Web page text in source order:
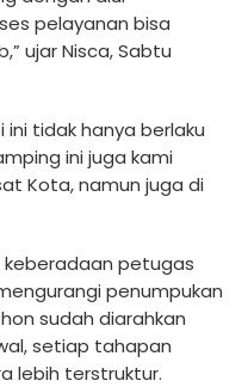
pelayanan bisa
ujar Nisca, Sabtu
tidak hanya berlaku
ini juga kami
Kota, namun juga di
petugas
penumpukan
sudah diarahkan
setiap tahapan
lebih terstruktur.